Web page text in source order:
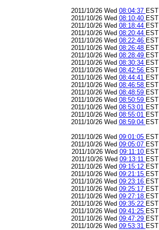
2011/10/26 Wed 08:04:37 EST
2011/10/26 Wed 08:10:40 EST
2011/10/26 Wed 08:18:44 EST
2011/10/26 Wed 08:20:44 EST
2011/10/26 Wed 08:22:46 EST
2011/10/26 Wed 08:26:48 EST
2011/10/26 Wed 08:28:49 EST
2011/10/26 Wed 08:30:34 EST
2011/10/26 Wed 08:42:56 EST
2011/10/26 Wed 08:44:41 EST
2011/10/26 Wed 08:46:58 EST
2011/10/26 Wed 08:48:59 EST
2011/10/26 Wed 08:50:59 EST
2011/10/26 Wed 08:53:01 EST
2011/10/26 Wed 08:55:01 EST
2011/10/26 Wed 08:59:04 EST
2011/10/26 Wed 09:01:05 EST
2011/10/26 Wed 09:05:07 EST
2011/10/26 Wed 09:11:10 EST
2011/10/26 Wed 09:13:11 EST
2011/10/26 Wed 09:15:12 EST
2011/10/26 Wed 09:21:15 EST
2011/10/26 Wed 09:23:16 EST
2011/10/26 Wed 09:25:17 EST
2011/10/26 Wed 09:27:18 EST
2011/10/26 Wed 09:35:22 EST
2011/10/26 Wed 09:41:25 EST
2011/10/26 Wed 09:47:29 EST
2011/10/26 Wed 09:53:31 EST